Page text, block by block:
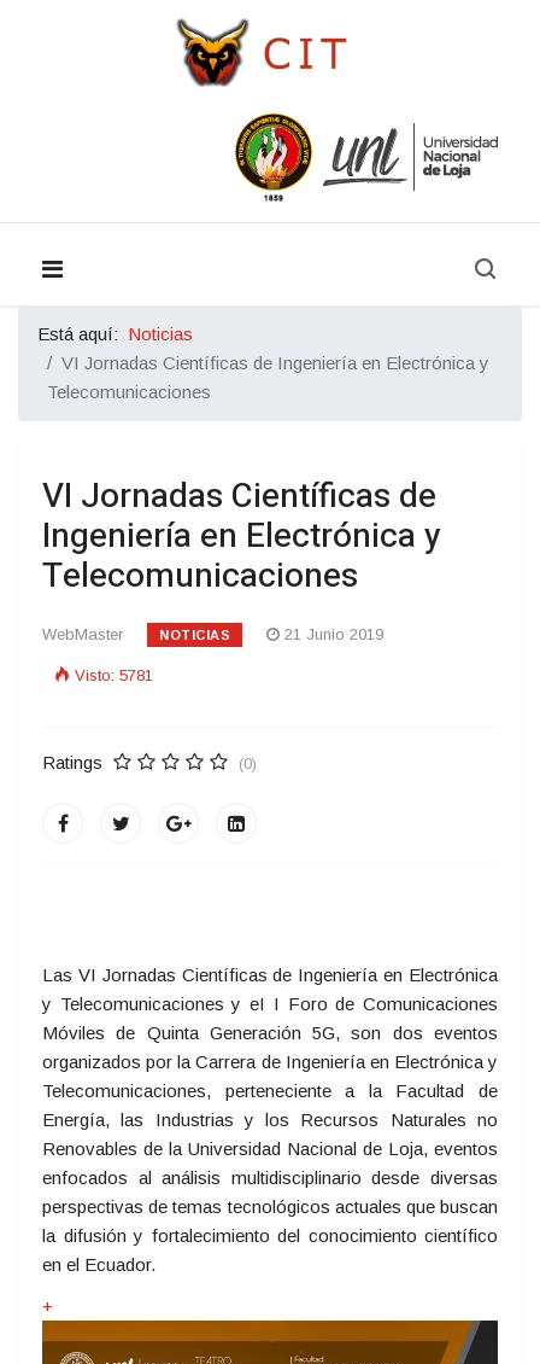
Está aquí: Noticias
VI Jornadas Científicas de Ingeniería en Electrónica y
Telecomunicaciones
VI Jornadas Científicas de
Ingeniería en Electrónica y
Telecomunicaciones
WebMaster NOTICIAS 21 Junio 2019
Visto: 5781
Ratings (0)
Las VI Jornadas Científicas de Ingeniería en Electrónica
y Telecomunicaciones y eI I Foro de Comunicaciones
Móviles de Quinta Generación 5G, son dos eventos
organizados por la Carrera de Ingeniería en Electrónica y
Telecomunicaciones, perteneciente a la Facultad de
Energía, las Industrias y los Recursos Naturales no
Renovables de la Universidad Nacional de Loja, eventos
enfocados al análisis multidisciplinario desde diversas
perspectivas de temas tecnológicos actuales que buscan
la difusión y fortalecimiento del conocimiento científico
en el Ecuador.
+